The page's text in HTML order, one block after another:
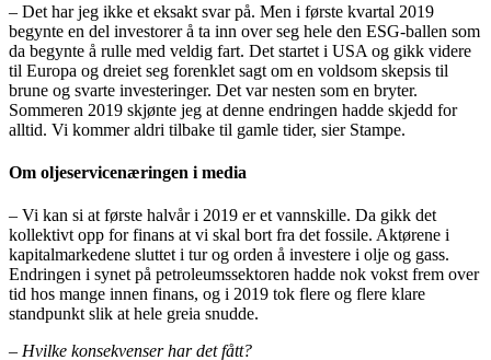
– Det har jeg ikke et eksakt svar på. Men i første kvartal 2019
begynte en del investorer å ta inn over seg hele den ESG-ballen som
da begynte å rulle med veldig fart. Det startet i USA og gikk videre
til Europa og dreiet seg forenklet sagt om en voldsom skepsis til
brune og svarte investeringer. Det var nesten som en bryter.
Sommeren 2019 skjønte jeg at denne endringen hadde skjedd for
alltid. Vi kommer aldri tilbake til gamle tider, sier Stampe.
Om oljeservicenæringen i media
– Vi kan si at første halvår i 2019 er et vannskille. Da gikk det
kollektivt opp for finans at vi skal bort fra det fossile. Aktørene i
kapitalmarkedene sluttet i tur og orden å investere i olje og gass.
Endringen i synet på petroleumssektoren hadde nok vokst frem over
tid hos mange innen finans, og i 2019 tok flere og flere klare
standpunkt slik at hele greia snudde.
– Hvilke konsekvenser har det fått?